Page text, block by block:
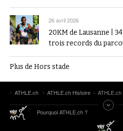
26 avril 2026
20KM de Lausanne |
trois records du
Plus de Hors stade
ATHLE.ch ATHLE.ch Histoire
Pourquoi ATHLE.ch ?